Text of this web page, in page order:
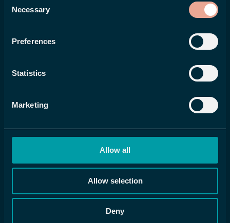
Selection
Necessary
Preferences
Statistics
Marketing
Allow all
Allow selection
Deny
Recipharm
behöver inte komplettera med något